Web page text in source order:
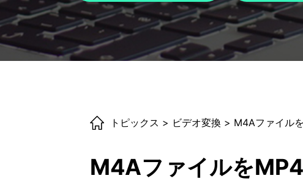
トピックス > ビデオ変換 > M4Aファイル
M4Aファイルを